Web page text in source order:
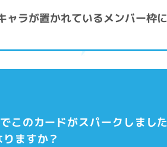
ラが置かれているメンバー枠
このカードがスパークしまし
ますか？